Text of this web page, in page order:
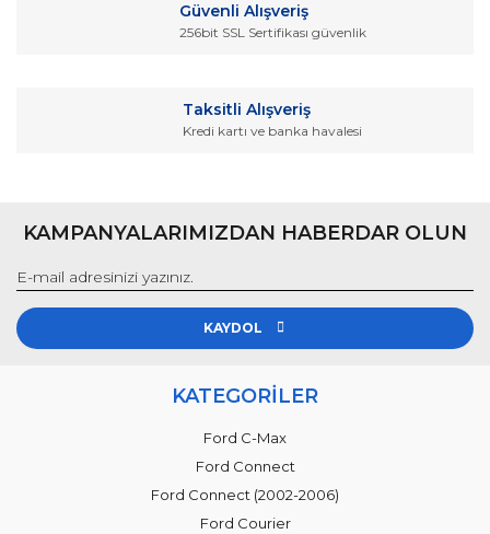
Gönder
Güvenli Alışveriş
256bit SSL Sertifikası güvenlik
Taksitli Alışveriş
Kredi kartı ve banka havalesi
KAMPANYALARIMIZDAN HABERDAR OLUN
KAYDOL
KATEGORİLER
Ford C-Max
Ford Connect
Ford Connect (2002-2006)
Ford Courier